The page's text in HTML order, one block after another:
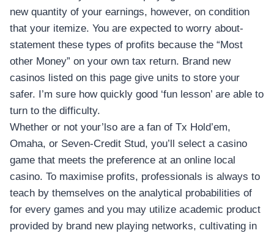
new quantity of your earnings, however, on condition
that your itemize. You are expected to worry about-
statement these types of profits because the “Most
other Money” on your own tax return. Brand new
casinos listed on this page give units to store your
safer. I’m sure how quickly good ‘fun lesson’ are able to
turn to the difficulty.
Whether or not your’lso are a fan of Tx Hold’em,
Omaha, or Seven-Credit Stud, you’ll select a casino
game that meets the preference at an online local
casino. To maximise profits, professionals is always to
teach by themselves on the analytical probabilities of
for every games and you may utilize academic product
provided by brand new playing networks, cultivating in